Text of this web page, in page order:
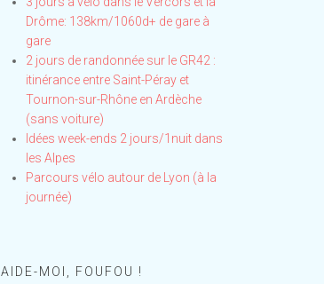
Drôme: 138km/1060d+ de gare à
gare
2 jours de randonnée sur le GR42 :
itinérance entre Saint-Péray et
Tournon-sur-Rhône en Ardèche
(sans voiture)
Idées week-ends 2 jours/1nuit dans
les Alpes
Parcours vélo autour de Lyon (à la
journée)
AIDE-MOI, FOUFOU !